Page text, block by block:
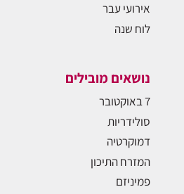
אירועי עבר
לוח שנה
נושאים מובילים
7 באוקטובר
סולידריות
דמוקרטיה
המזרח התיכון
פמיניזם